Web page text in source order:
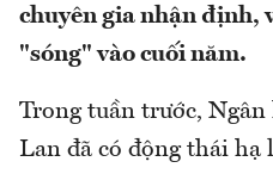
chuyên gia nhận định,
"sóng" vào cuối năm.
Trong tuần trước,
Lan đã có động thái hạ